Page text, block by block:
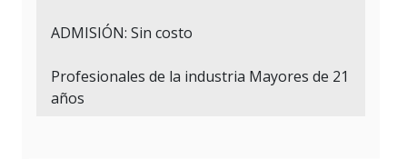
ADMISIÓN: Sin costo
Profesionales de la industria Mayores de 21
años